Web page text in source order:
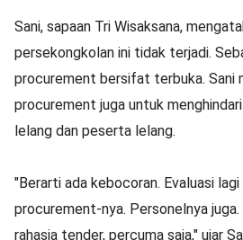
Sani, sapaan Tri Wisaksana,
persekongkolan ini tidak terjadi.
procurement bersifat terbuka. Sani
procurement juga untuk
lelang dan peserta lelang.
"Berarti ada kebocoran. Evaluasi
procurement-nya. Personelnya
rahasia tender, percuma saja," ujar